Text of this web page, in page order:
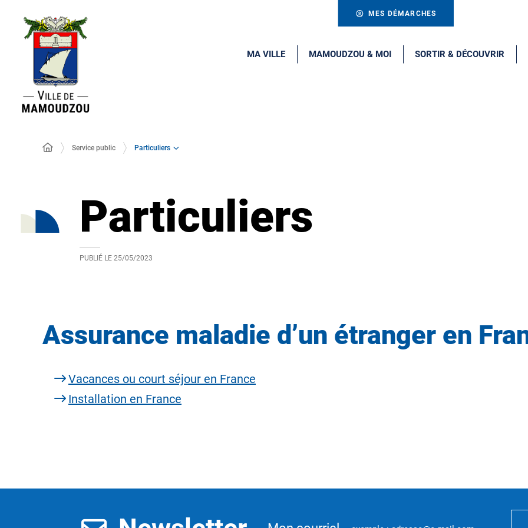
MES DÉMARCHES
MA VILLE MAMOUDZOU & MOI SORTIR & DÉCOUVRIR
Service public Particuliers
Particuliers
PUBLIÉ LE 25/05/2023
Assurance maladie d’un étranger en
Vacances ou court séjour en France
Installation en France